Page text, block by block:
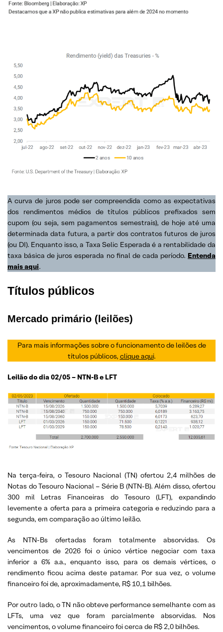
A curva de juros pode ser compreendida como as expectativas
dos rendimentos médios de títulos públicos prefixados sem
cupom (ou seja, sem pagamentos semestrais), de hoje até uma
determinada data futura, a partir dos contratos futuros de juros
(ou DI). Enquanto isso, a Taxa Selic Esperada é a rentabilidade da
taxa básica de juros esperada no final de cada período. Entenda
mais aqui.
Títulos públicos
Mercado primário (leilões)
Para mais informações sobre o funcionamento de leilões de
títulos públicos, clique aqui.
Leilão do dia 02/05 – NTN-B e LFT
Na terça-feira, o Tesouro Nacional (TN) ofertou 2,4 milhões de
Notas do Tesouro Nacional – Série B (NTN-B). Além disso, ofertou
300 mil Letras Financeiras do Tesouro (LFT), expandindo
levemente a oferta para a primeira categoria e reduzindo para a
segunda, em comparação ao último leilão.
As NTN-Bs ofertadas foram totalmente absorvidas. Os
vencimentos de 2026 foi o único vértice negociar com taxa
inferior a 6% a.a., enquanto isso, para os demais vértices, o
rendimento ficou acima deste patamar. Por sua vez, o volume
financeiro foi de, aproximadamente, R$ 10,1 bilhões.
Por outro lado, o TN não obteve performance semelhante com as
LFTs, uma vez que foram parcialmente absorvidas. Nos
vencimentos, o volume financeiro foi cerca de R$ 2,0 bilhões.